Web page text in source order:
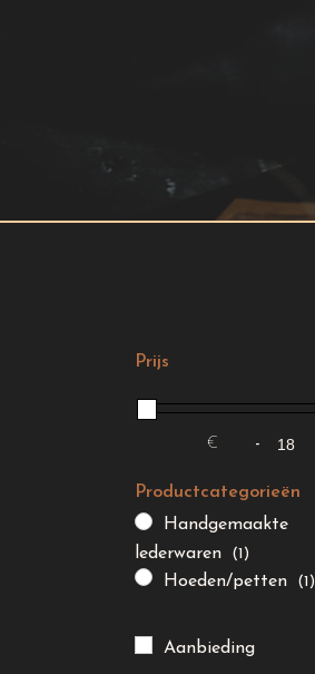
Prijs
€ -
Productcategorieën
Handgemaakte
lederwaren
(1)
Hoeden/petten (1)
Aanbieding